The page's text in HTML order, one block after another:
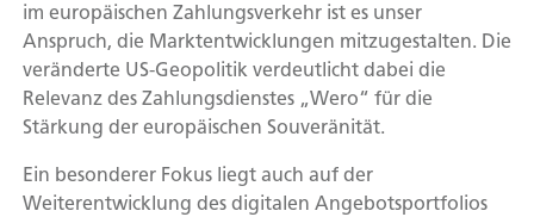
im europäischen Zahlungsverkehr ist es unser
Anspruch, die Marktentwicklungen mitzugestalten. Die
veränderte US-Geopolitik verdeutlicht dabei die
Relevanz des Zahlungsdienstes „Wero“ für die
Stärkung der europäischen Souveränität.
Ein besonderer Fokus liegt auch auf der
Weiterentwicklung des digitalen Angebotsportfolios